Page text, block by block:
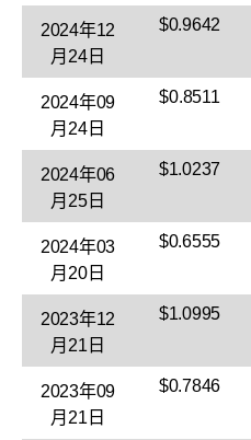
2024年12
月24日
$0.9642
2024年09
月24日
$0.8511
2024年06
月25日
$1.0237
2024年03
月20日
$0.6555
2023年12
月21日
$1.0995
2023年09
月21日
$0.7846